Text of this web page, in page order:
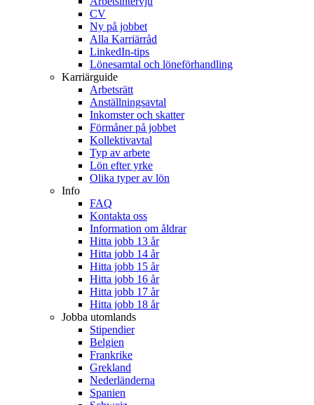
CV
Ny på jobbet
Alla Karriärråd
LinkedIn-tips
Lönesamtal och löneförhandling
Karriärguide
Arbetsrätt
Anställningsavtal
Inkomster och skatter
Förmåner på jobbet
Kollektivavtal
Typ av arbete
Lön efter yrke
Olika typer av lön
Info
FAQ
Kontakta oss
Information om åldrar
Hitta jobb 13 år
Hitta jobb 14 år
Hitta jobb 15 år
Hitta jobb 16 år
Hitta jobb 17 år
Hitta jobb 18 år
Jobba utomlands
Stipendier
Belgien
Frankrike
Grekland
Nederländerna
Spanien